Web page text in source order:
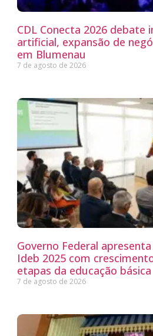
CDL Conecta 2026 debate
artificial, expansão de
em Blumenau
7 de agosto de 2026
Governo Federal
Ideb 2025 com
etapas da educação básica
7 de agosto de 2026